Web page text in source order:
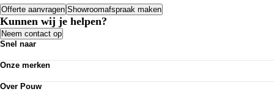
Offerte aanvragen Showroomafspraak maken
Kunnen wij je helpen?
Neem contact op
Snel naar
Bedrijfswagens
Acties
Onze merken
Audi
Over Pouw